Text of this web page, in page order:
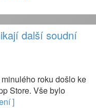
další soudní
roku došlo ke
Store. Vše bylo
]